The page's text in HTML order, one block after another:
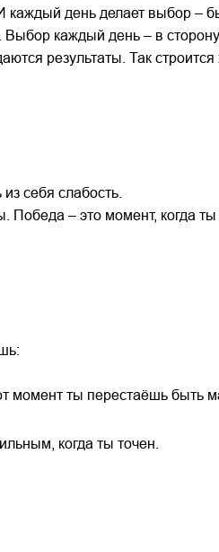
каждый день делает выбор –
каждый день – в
результаты. Так
себя слабость.
– это момент, когда ты
момент ты перестаёшь быть
когда ты точен.